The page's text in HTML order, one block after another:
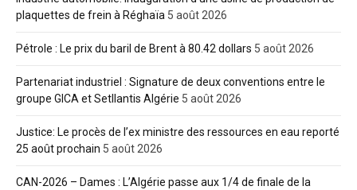
plaquettes de frein à Réghaïa 5 août 2026
Pétrole : Le prix du baril de Brent à 80.42 dollars 5 août 2026
Partenariat industriel : Signature de deux conventions entre le
groupe GICA et Setllantis Algérie 5 août 2026
Justice: Le procès de l’ex ministre des ressources en eau reporté
25 août prochain 5 août 2026
CAN-2026 – Dames : L’Algérie passe aux 1/4 de finale de la